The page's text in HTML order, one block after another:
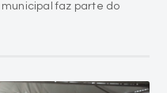
faz parte do